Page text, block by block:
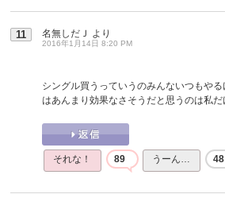
11 名無しだＪ より
2016年1月14日 8:20 PM
シングル買うっていうのみんないつもや
はあんまり効果なさそうだと思うのは私
それな！ 89 うーん… 48